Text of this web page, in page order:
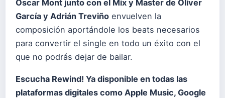
Oscar Mont junto con el Mix y Master de Oliver
García y Adrián Treviño envuelven la
composición aportándole los beats necesarios
para convertir el single en todo un éxito con el
que no podrás dejar de bailar.
Escucha Rewind! Ya disponible en todas las
plataformas digitales como Apple Music, Google